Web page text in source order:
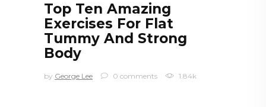
Top Ten Amazing
Exercises For Flat
Tummy And Strong
Body
by George Lee 0 comments 1.84k